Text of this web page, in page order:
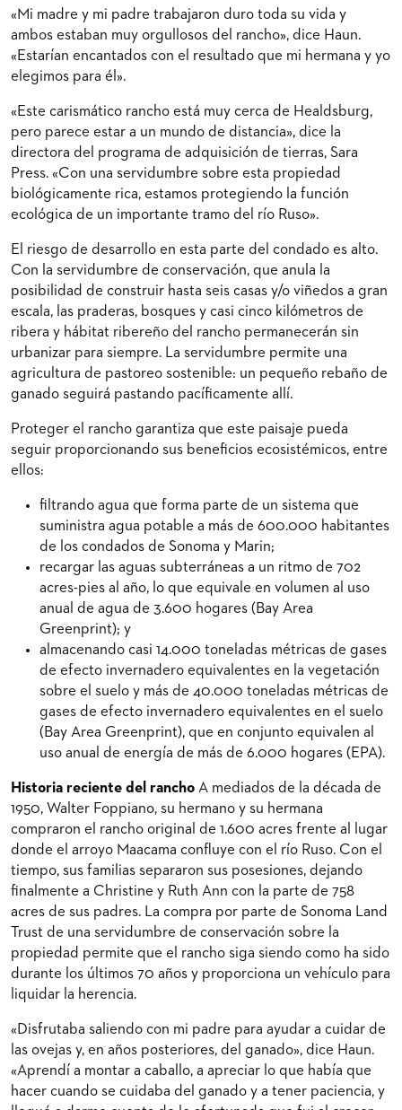
«Mi madre y mi padre trabajaron duro toda su vida y
ambos estaban muy orgullosos del rancho», dice Haun.
«Estarían encantados con el resultado que mi hermana y yo
elegimos para él».
«Este carismático rancho está muy cerca de Healdsburg,
pero parece estar a un mundo de distancia», dice la
directora del programa de adquisición de tierras, Sara
Press. «Con una servidumbre sobre esta propiedad
biológicamente rica, estamos protegiendo la función
ecológica de un importante tramo del río Ruso».
El riesgo de desarrollo en esta parte del condado es alto.
Con la servidumbre de conservación, que anula la
posibilidad de construir hasta seis casas y/o viñedos a gran
escala, las praderas, bosques y casi cinco kilómetros de
ribera y hábitat ribereño del rancho permanecerán sin
urbanizar para siempre. La servidumbre permite una
agricultura de pastoreo sostenible: un pequeño rebaño de
ganado seguirá pastando pacíficamente allí.
Proteger el rancho garantiza que este paisaje pueda
seguir proporcionando sus beneficios ecosistémicos, entre
ellos:
filtrando agua que forma parte de un sistema que
suministra agua potable a más de 600.000 habitantes
de los condados de Sonoma y Marin;
recargar las aguas subterráneas a un ritmo de 702
acres-pies al año, lo que equivale en volumen al uso
anual de agua de 3.600 hogares (Bay Area
Greenprint); y
almacenando casi 14.000 toneladas métricas de gases
de efecto invernadero equivalentes en la vegetación
sobre el suelo y más de 40.000 toneladas métricas de
gases de efecto invernadero equivalentes en el suelo
(Bay Area Greenprint), que en conjunto equivalen al
uso anual de energía de más de 6.000 hogares (EPA).
Historia reciente del rancho A mediados de la década de
1950, Walter Foppiano, su hermano y su hermana
compraron el rancho original de 1.600 acres frente al lugar
donde el arroyo Maacama confluye con el río Ruso. Con el
tiempo, sus familias separaron sus posesiones, dejando
finalmente a Christine y Ruth Ann con la parte de 758
acres de sus padres. La compra por parte de Sonoma Land
Trust de una servidumbre de conservación sobre la
propiedad permite que el rancho siga siendo como ha sido
durante los últimos 70 años y proporciona un vehículo para
liquidar la herencia.
«Disfrutaba saliendo con mi padre para ayudar a cuidar de
las ovejas y, en años posteriores, del ganado», dice Haun.
«Aprendí a montar a caballo, a apreciar lo que había que
hacer cuando se cuidaba del ganado y a tener paciencia, y